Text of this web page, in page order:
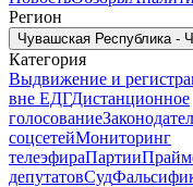
Регион
Чувашская Республика -
Категория
Выдвижение и
вне ЕДГДистанционное
голосование
соцсетейМониторинг
телеэфираПартии
депутатовСуд